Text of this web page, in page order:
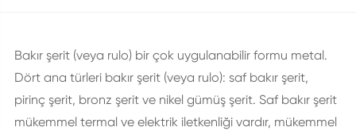
Bakır şerit (veya rulo) bir çok uygulanabilir formu metal.
Dört ana türleri bakır şerit (veya rulo): saf bakır şerit,
pirinç şerit, bronz şerit ve nikel gümüş şerit. Saf bakır şerit
mükemmel termal ve elektrik iletkenliği vardır, mükemmel